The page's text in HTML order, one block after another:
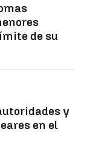
de su
y
en el